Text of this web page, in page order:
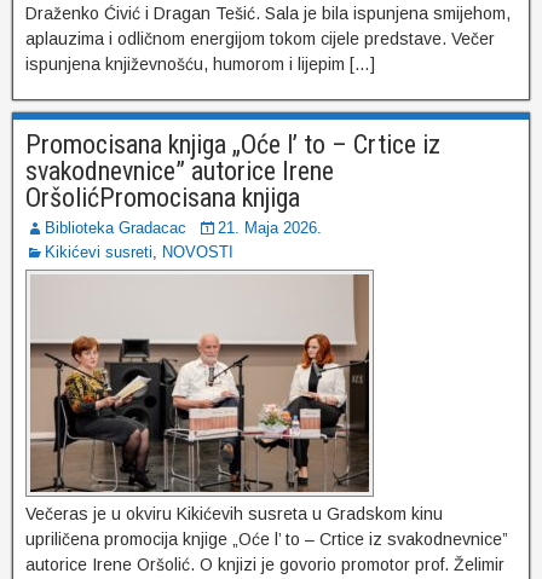
Draženko Ćivić i Dragan Tešić. Sala je bila ispunjena smijehom,
aplauzima i odličnom energijom tokom cijele predstave. Večer
ispunjena književnošću, humorom i lijepim […]
Promocisana knjiga „Oće l’ to – Crtice iz
svakodnevnice” autorice Irene
OršolićPromocisana knjiga
Biblioteka Gradacac
21. Maja 2026.
Kikićevi susreti, NOVOSTI
Večeras je u okviru Kikićevih susreta u Gradskom kinu
upriličena promocija knjige „Oće l’ to – Crtice iz svakodnevnice”
autorice Irene Oršolić. O knjizi je govorio promotor prof. Želimir